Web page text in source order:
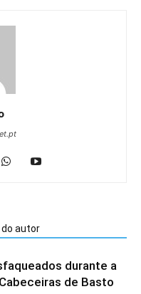
do autor
durante a
de Basto